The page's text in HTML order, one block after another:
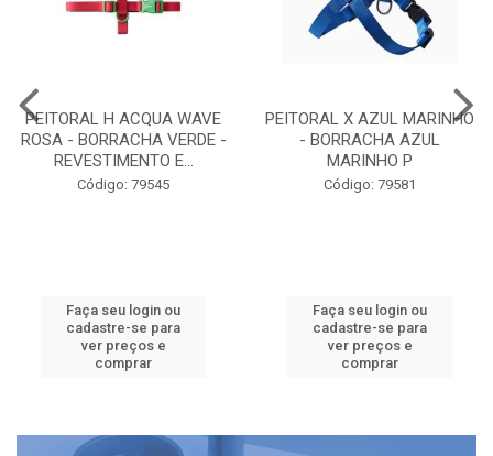
PEITORAL H ACQUA WAVE
ROSA - BORRACHA VERDE -
REVESTIMENTO E...
Código: 79545
Faça seu login ou
cadastre-se para
ver preços e
comprar
PEITORAL X AZUL MARINHO
- BORRACHA AZUL
MARINHO P
Código: 79581
Faça seu login ou
cadastre-se para
ver preços e
comprar